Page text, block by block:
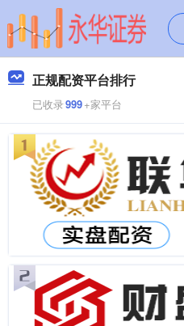
正规配资平台排行
已收录999+家平台